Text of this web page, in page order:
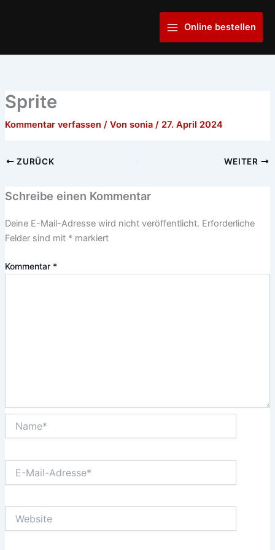
Main
Menu
Online bestellen
Sprite
Kommentar verfassen / Von sonia / 27. April 2024
ZURÜCK WEITER
Schreibe einen Kommentar
Deine E-Mail-Adresse wird nicht veröffentlicht. Erforderliche
Felder sind mit *markiert
Kommentar *
Mail-